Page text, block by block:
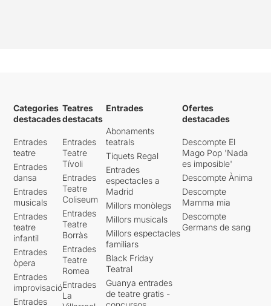
Categories
destacades
Entrades
teatre
Entrades
dansa
Entrades
musicals
Entrades
teatre
infantil
Entrades
òpera
Entrades
improvisació
Entrades
Teatres
destacats
Entrades
Teatre
Tívoli
Entrades
Teatre
Coliseum
Entrades
Teatre
Borràs
Entrades
Teatre
Romea
Entrades
La
Entrades
Abonaments
teatrals
Tiquets Regal
Entrades
espectacles a
Madrid
Millors monòlegs
Millors musicals
Millors espectacles
familiars
Black Friday
Teatral
Guanya entrades
de teatre gratis -
Ofertes
destacades
Descompte El
Mago Pop 'Nada
es imposible'
Descompte Ànima
Descompte
Mamma mia
Descompte
Germans de sang